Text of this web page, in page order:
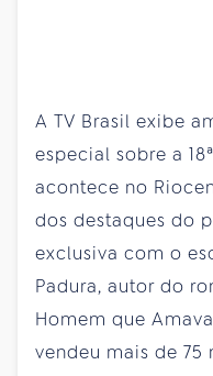
A TV Brasil exibe
especial sobre a
acontece no
dos destaques do
exclusiva com o
Padura, autor do
Homem que
vendeu mais de 75